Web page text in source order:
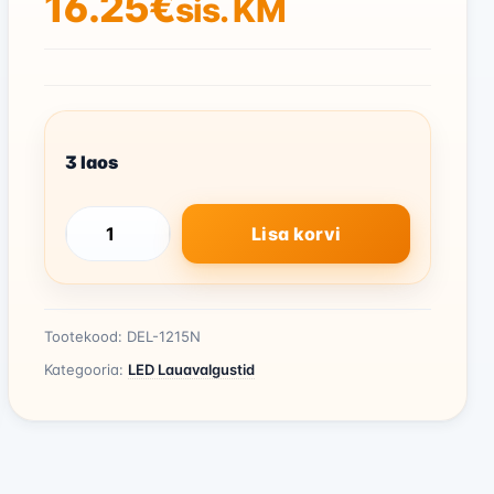
sis. KM
3 laos
LED
Lisa korvi
Tootekood: DEL-1215N
Kategooria: LED Lauavalgustid